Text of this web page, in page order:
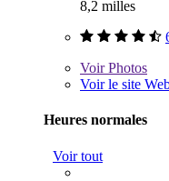
8,2 milles
VoirPhotos
Voir le site
Heures normales
Voir tout